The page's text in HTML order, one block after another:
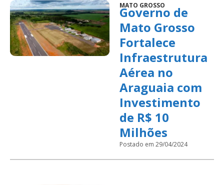
MATO GROSSO
Governo de
Mato Grosso
Fortalece
Infraestrutura
Aérea no
Araguaia com
Investimento
de R$ 10
Milhões
Postado em 29/04/2024